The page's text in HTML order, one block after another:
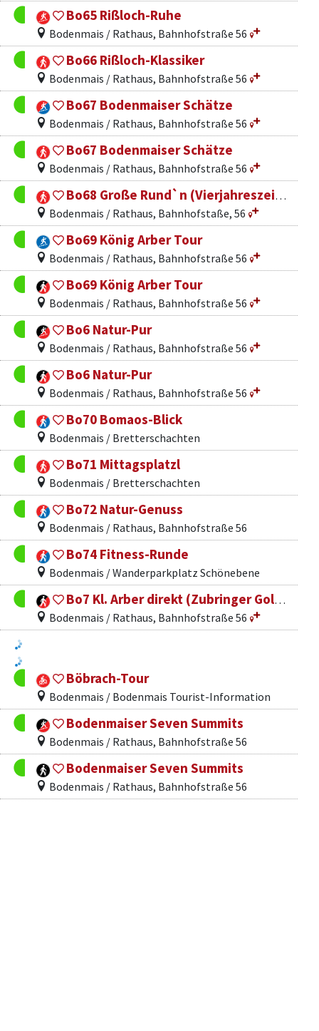
Bo65 Rißloch-Ruhe
Bodenmais / Rathaus, Bahnhofstraße 56
Bo66 Rißloch-Klassiker
Bodenmais / Rathaus, Bahnhofstraße 56
Bo67 Bodenmaiser Schätze
Bodenmais / Rathaus, Bahnhofstraße 56
Bo67 Bodenmaiser Schätze
Bodenmais / Rathaus, Bahnhofstraße 56
Bo68 Große Rund`n (Vierjahreszeitenweg)
Bodenmais / Rathaus, Bahnhofstaße, 56
Bo69 König Arber Tour
Bodenmais / Rathaus, Bahnhofstraße 56
Bo69 König Arber Tour
Bodenmais / Rathaus, Bahnhofstraße 56
Bo6 Natur-Pur
Bodenmais / Rathaus, Bahnhofstraße 56
Bo6 Natur-Pur
Bodenmais / Rathaus, Bahnhofstraße 56
Bo70 Bomaos-Blick
Bodenmais / Bretterschachten
Bo71 Mittagsplatzl
Bodenmais / Bretterschachten
Bo72 Natur-Genuss
Bodenmais / Rathaus, Bahnhofstraße 56
Bo74 Fitness-Runde
Bodenmais / Wanderparkplatz Schönebene
Bo7 Kl. Arber direkt (Zubringer Goldsteig)
Bodenmais / Rathaus, Bahnhofstraße 56
Böbrach-Tour
Bodenmais / Bodenmais Tourist-Information
Bodenmaiser Seven Summits
Bodenmais / Rathaus, Bahnhofstraße 56
Bodenmaiser Seven Summits
Bodenmais / Rathaus, Bahnhofstraße 56